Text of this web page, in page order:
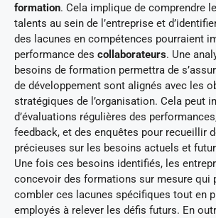
formation. Cela implique de comprendre
talents au sein de l’entreprise et
des lacunes en compétences pourraient
performance des collaborateurs. Une
besoins de formation permettra de
de développement sont alignés avec les
stratégiques de l’organisation. Cela peut
d’évaluations régulières des
feedback, et des enquêtes pour recueillir
précieuses sur les besoins actuels et
Une fois ces besoins identifiés, les
concevoir des formations sur mesure qui
combler ces lacunes spécifiques tout en
employés à relever les défis futurs. En